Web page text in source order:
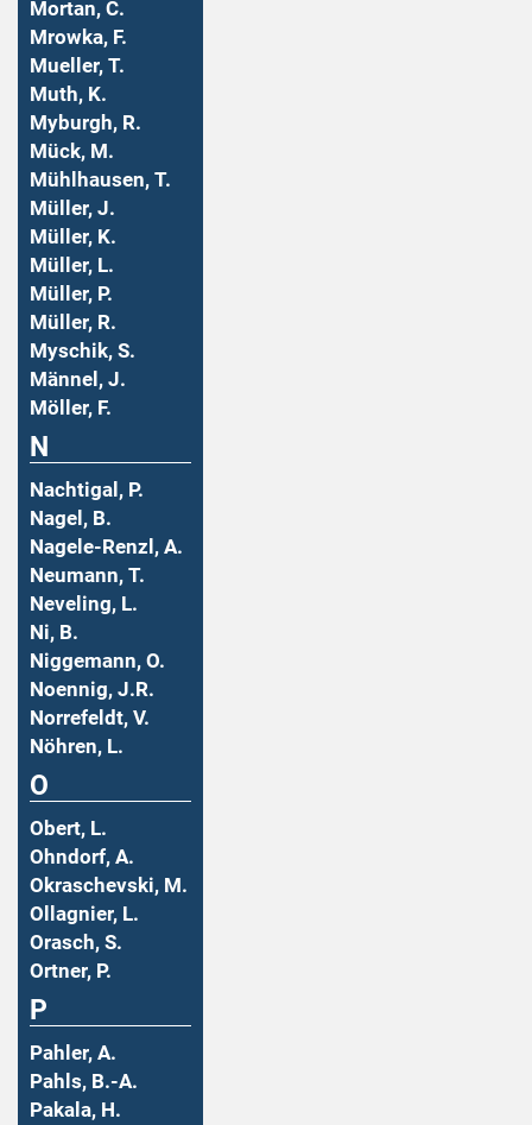
Mortan, C.
Mrowka, F.
Mueller, T.
Muth, K.
Myburgh, R.
Mück, M.
Mühlhausen, T.
Müller, J.
Müller, K.
Müller, L.
Müller, P.
Müller, R.
Myschik, S.
Männel, J.
Möller, F.
N
Nachtigal, P.
Nagel, B.
Nagele-Renzl, A.
Neumann, T.
Neveling, L.
Ni, B.
Niggemann, O.
Noennig, J.R.
Norrefeldt, V.
Nöhren, L.
O
Obert, L.
Ohndorf, A.
Okraschevski, M.
Ollagnier, L.
Orasch, S.
Ortner, P.
P
Pahler, A.
Pahls, B.-A.
Pakala, H.